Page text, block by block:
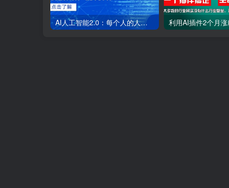
AI人工智能2.0：每个人的人工智能课：从现在开始学习AI（38节课）